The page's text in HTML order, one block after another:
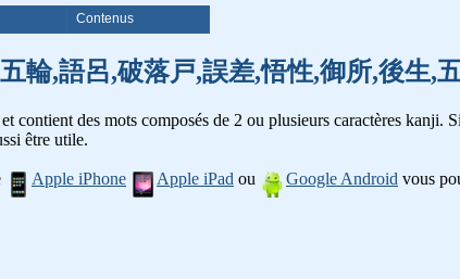
Contenus
輪,語呂,破落戸,誤差,悟性,御所,後生,
et contient des mots composés de 2 ou plusieurs caractères kanji.
être utile.
Apple iPhone Apple iPad ou Google Android vous